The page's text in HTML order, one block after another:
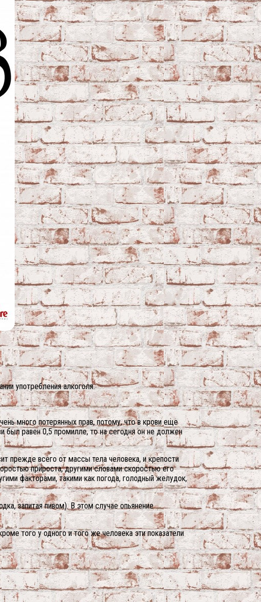
употребления алкоголя.
много потерянных прав, потому, что в крови еще
был равен 0,5 промилле, то на сегодня он не должен
прежде всего от массы тела человека, и крепости
прироста, другими словами скоростью его
факторами, такими как погода, голодный желудок,
запитая пивом). В этом случае опьянение
того у одного и того же человека эти показатели